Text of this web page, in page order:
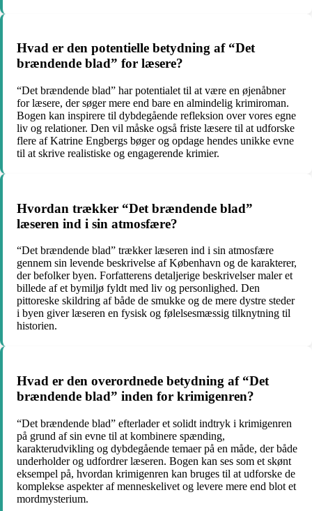
Hvad er den potentielle betydning af “Det
brændende blad” for læsere?
“Det brændende blad” har potentialet til at være en øjenåbner
for læsere, der søger mere end bare en almindelig krimiroman.
Bogen kan inspirere til dybdegående refleksion over vores egne
liv og relationer. Den vil måske også friste læsere til at udforske
flere af Katrine Engbergs bøger og opdage hendes unikke evne
til at skrive realistiske og engagerende krimier.
Hvordan trækker “Det brændende blad”
læseren ind i sin atmosfære?
“Det brændende blad” trækker læseren ind i sin atmosfære
gennem sin levende beskrivelse af København og de karakterer,
der befolker byen. Forfatterens detaljerige beskrivelser maler et
billede af et bymiljø fyldt med liv og personlighed. Den
pittoreske skildring af både de smukke og de mere dystre steder
i byen giver læseren en fysisk og følelsesmæssig tilknytning til
historien.
Hvad er den overordnede betydning af “Det
brændende blad” inden for krimigenren?
“Det brændende blad” efterlader et solidt indtryk i krimigenren
på grund af sin evne til at kombinere spænding,
karakterudvikling og dybdegående temaer på en måde, der både
underholder og udfordrer læseren. Bogen kan ses som et skønt
eksempel på, hvordan krimigenren kan bruges til at udforske de
komplekse aspekter af menneskelivet og levere mere end blot et
mordmysterium.